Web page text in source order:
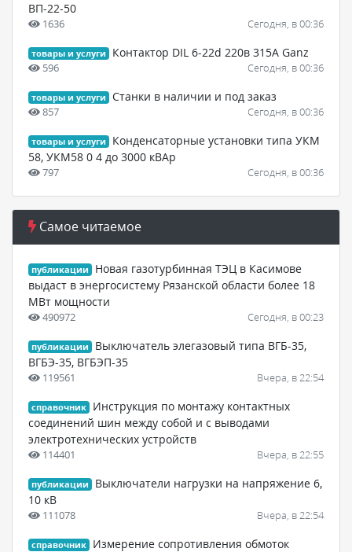
ВП-22-50
1636 Сегодня, в 00:36
товары и услуги Контактор DIL 6-22d 220в 315А Ganz
596 Сегодня, в 00:36
товары и услуги Станки в наличии и под заказ
857 Сегодня, в 00:36
товары и услуги
Конденсаторные установки типа УКМ
58, УКМ58 0 4 до 3000 кВАр
797 Сегодня, в 00:36
Самое читаемое
публикации
Новая газотурбинная ТЭЦ в Касимове
выдаст в энергосистему Рязанской области более 18
МВт мощности
490972 Сегодня, в 00:23
публикации
Выключатель элегазовый типа ВГБ-35,
ВГБЭ-35, ВГБЭП-35
119561 Вчера, в 22:54
справочник
Инструкция по монтажу контактных
соединений шин между собой и с выводами
электротехнических устройств
114401 Вчера, в 22:55
публикации
Выключатели нагрузки на напряжение 6,
10 кВ
111078 Вчера, в 22:54
справочник
Измерение сопротивления обмоток